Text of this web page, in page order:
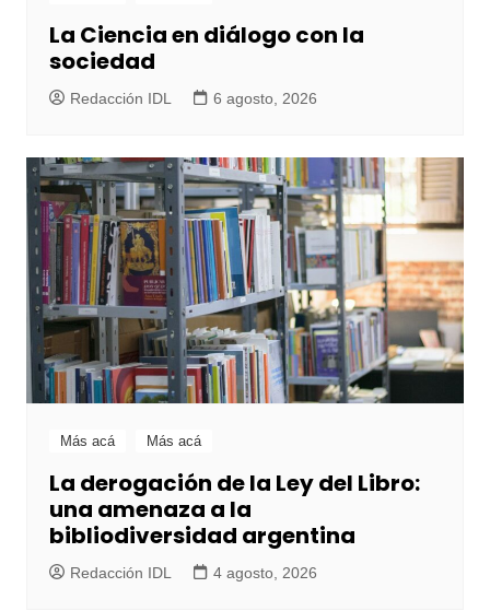
La Ciencia en diálogo con la
sociedad
Redacción IDL 6 agosto, 2026
Más acá Más acá
La derogación de la Ley del Libro:
una amenaza a la
bibliodiversidad argentina
Redacción IDL 4 agosto, 2026